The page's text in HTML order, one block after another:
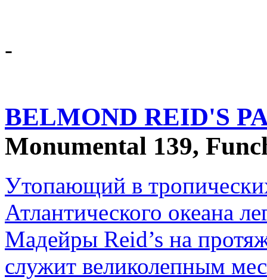
-
BELMOND REID'S
Monumental 139,
Утопающий в
Атлантического океана
Мадейры Reid’s на
служит великолепным